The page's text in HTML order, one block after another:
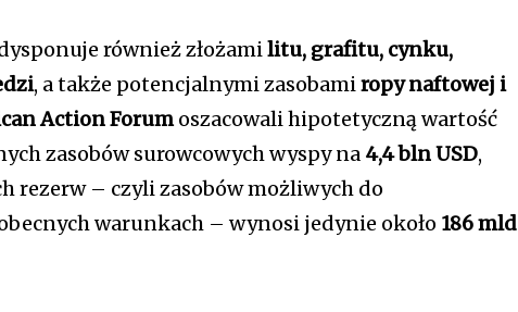
również złożamilitu, grafitu, cynku,
, a także potencjalnymi zasobamiropy naftowej i
Action Forumoszacowali hipotetyczną wartość
zasobów surowcowych wyspy na 4,4 bln USD,
rezerw – czyli zasobów możliwych do
warunkach – wynosi jedynie około 186 mld